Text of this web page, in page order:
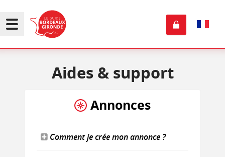
Aides & support
Annonces
Comment je crée mon annonce ?